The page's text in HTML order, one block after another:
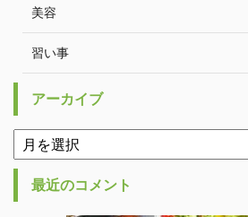
美容
習い事
アーカイブ
最近のコメント